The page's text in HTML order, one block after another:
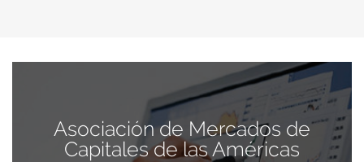
Asociación de Mercados de
Capitales de las Américas